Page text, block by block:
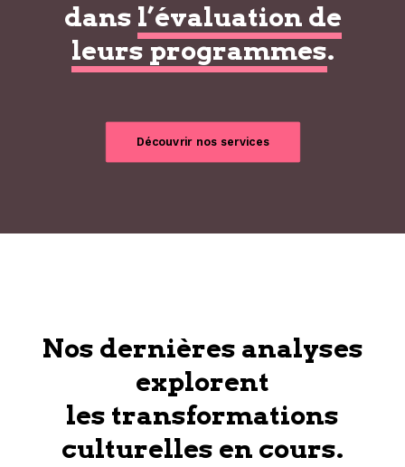
dans l’évaluation de
leurs programmes.
Découvrir nos services
Nos dernières analyses
explorent
les transformations
culturelles en cours.